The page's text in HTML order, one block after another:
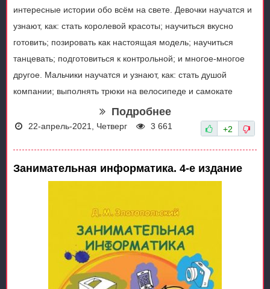
интересные истории обо всём на свете. Девочки научатся и
узнают, как: стать королевой красоты; научиться вкусно
готовить; позировать как настоящая модель; научиться
танцевать; подготовиться к контрольной; и многое-многое
другое. Мальчики научатся и узнают, как: стать душой
компании; выполнять трюки на велосипеде и самокате
Подробнее
22-апрель-2021, Четверг 3 661 +2
Занимательная информатика. 4-е издание